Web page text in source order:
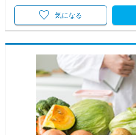
気になる